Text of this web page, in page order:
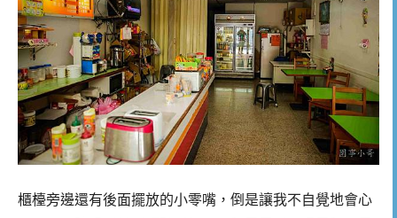
櫃檯旁邊還有後面擺放的小零嘴，倒是讓我不自覺地會心